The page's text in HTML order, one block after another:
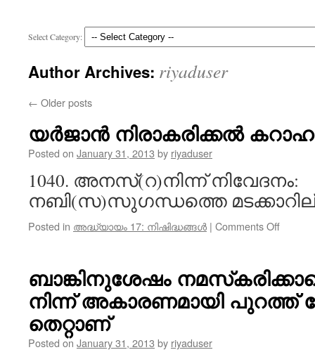
Select Category:
Author Archives: riyaduser
← Older posts
യർജാൻ നിരാകരിക്കൽ
Posted on January 31, 2013 by riyaduser
1040. അനസ്‌(റ)നിന്ന് നിവേദനം:
നബി(സ)സുഗന്ധത്തെ
Posted in അദ്ധ്യായം 17: നിഷിദ്ധങ്ങൾ | Comments Offon
ബാങ്കിനുശേഷം
നിന്ന് അകാരണമായി
തെറ്റാണ്‌
Posted on January 31, 2013 by riyaduser